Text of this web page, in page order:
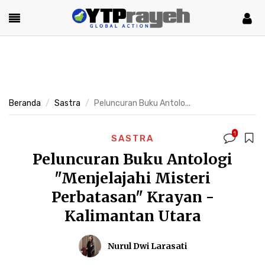
Beranda Sastra Peluncuran Buku Antolo...
SASTRA 1
Peluncuran Buku Antologi
"Menjelajahi Misteri
Perbatasan" Krayan -
Kalimantan Utara
Nurul Dwi Larasati